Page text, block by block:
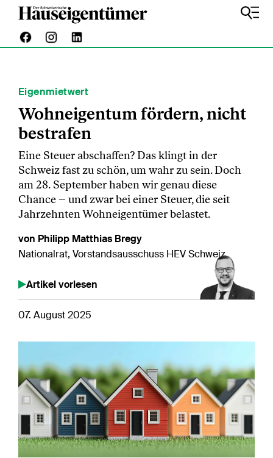
Eigenmietwert
Wohneigentum fördern, nicht
bestrafen
Eine Steuer abschaffen? Das klingt in der
Schweiz fast zu schön, um wahr zu sein. Doch
am 28. September haben wir genau diese
Chance – und zwar bei einer Steuer, die seit
Jahrzehnten Wohneigentümer belastet.
von Philipp Matthias Bregy
Nationalrat, Vorstandsausschuss HEV Schweiz
Artikel vorlesen
07. August 2025